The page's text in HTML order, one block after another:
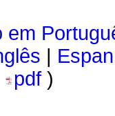
em
pdf )